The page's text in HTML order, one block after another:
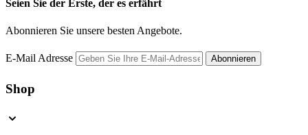
Seien Sie der Erste, der es erfährt
Abonnieren Sie unsere besten Angebote.
E-Mail Adresse Abonnieren
Shop